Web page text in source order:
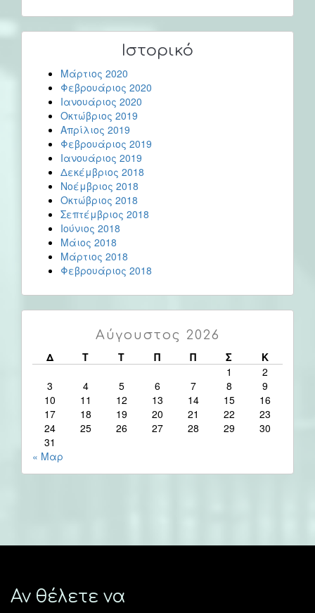
Ιστορικό
Μάρτιος 2020
Φεβρουάριος 2020
Ιανουάριος 2020
Οκτώβριος 2019
Απρίλιος 2019
Φεβρουάριος 2019
Ιανουάριος 2019
Δεκέμβριος 2018
Νοέμβριος 2018
Οκτώβριος 2018
Σεπτέμβριος 2018
Ιούνιος 2018
Μάιος 2018
Μάρτιος 2018
Φεβρουάριος 2018
Αύγουστος 2026
Δ
Τ Τ Π Π Σ
Κ
1
2
3
4 5 6 7 8
9
10
11 12 13 14 15
16
17
18 19 20 21 22
23
24
25 26 27 28 29
30
31
« Μαρ
Αν θέλετε να